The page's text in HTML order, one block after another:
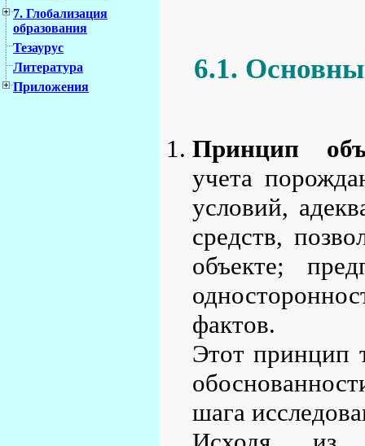
7. Глобализация
образования
Тезаурус
Литература
Приложения
6.1.
Принцип
учета
условий,
средств,
объекте;
фактов.
Этот принцип
шага